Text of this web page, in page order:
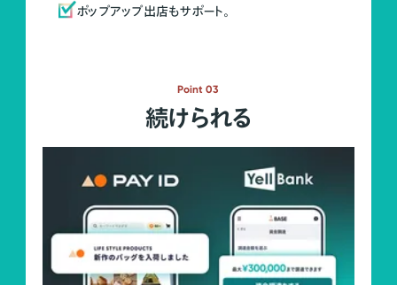
ポップアップ出店もサポート。
Point 03
続けられる